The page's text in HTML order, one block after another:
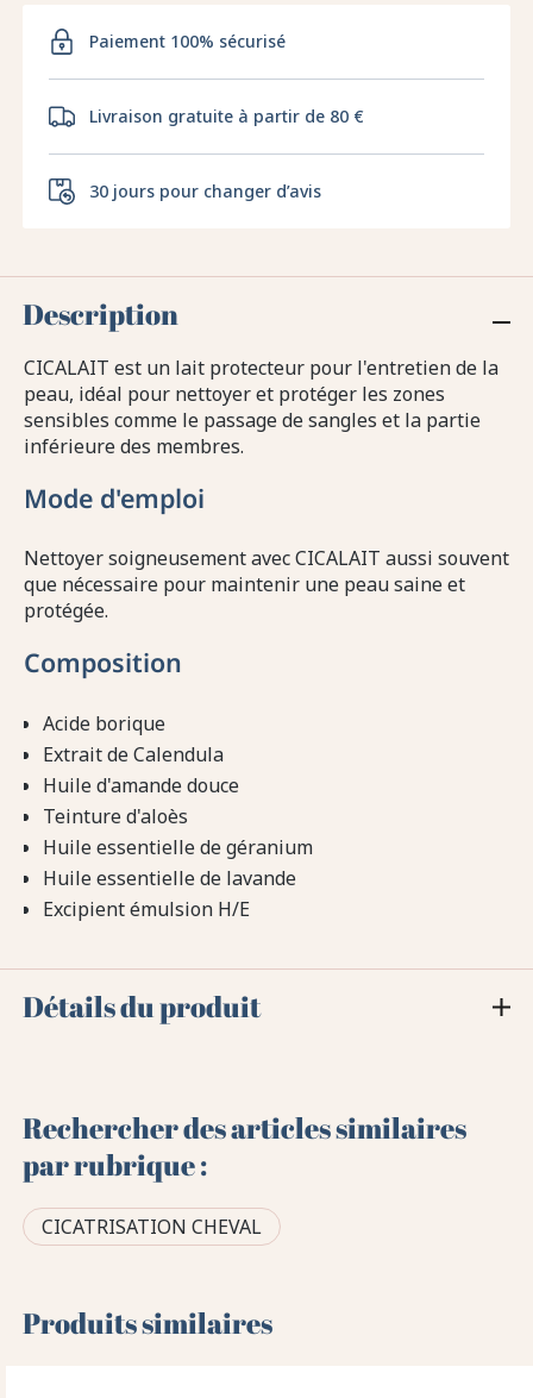
Paiement 100% sécurisé
Livraison gratuite à partir de 80 €
30 jours pour changer d’avis
Description
CICALAIT est un lait protecteur pour l'entretien de la
peau, idéal pour nettoyer et protéger les zones
sensibles comme le passage de sangles et la partie
inférieure des membres.
Mode d'emploi
Nettoyer soigneusement avec CICALAIT aussi souvent
que nécessaire pour maintenir une peau saine et
protégée.
Composition
Acide borique
Extrait de Calendula
Huile d'amande douce
Teinture d'aloès
Huile essentielle de géranium
Huile essentielle de lavande
Excipient émulsion H/E
Détails du produit
Rechercher des articles similaires
par rubrique :
CICATRISATION CHEVAL
Produits similaires